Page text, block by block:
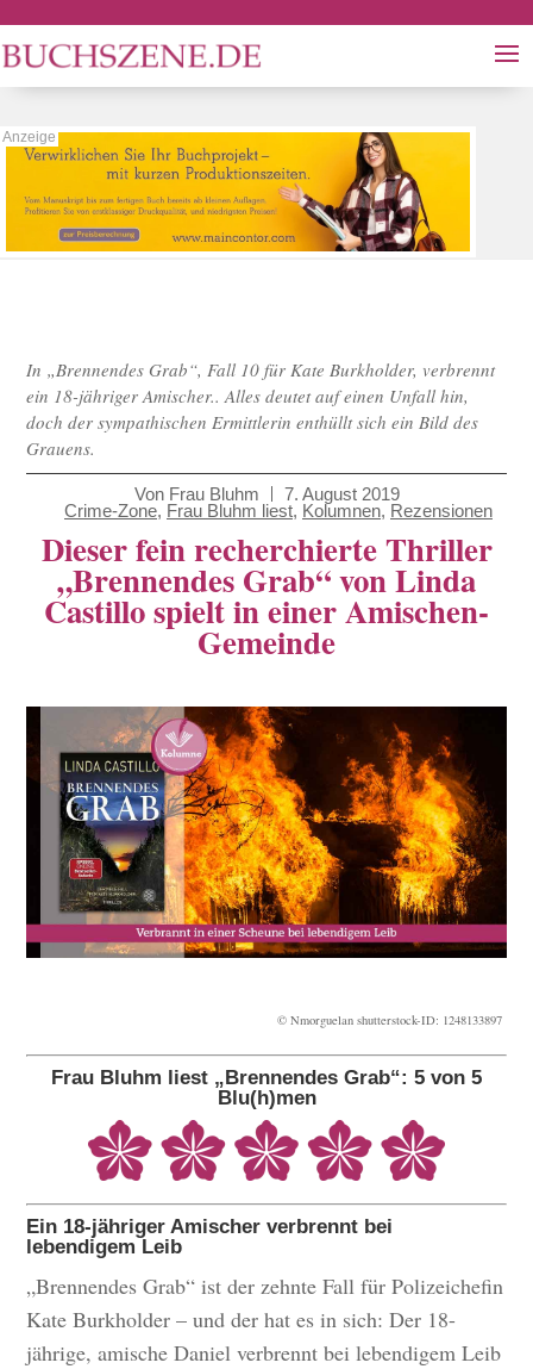
In „Brennendes Grab“, Fall 10 für Kate Burkholder, verbrennt
ein 18-jähriger Amischer.. Alles deutet auf einen Unfall hin,
doch der sympathischen Ermittlerin enthüllt sich ein Bild des
Grauens.
Von Frau Bluhm
7. August 2019
Crime-Zone, Frau Bluhm liest, Kolumnen, Rezensionen
Dieser fein recherchierte Thriller
„Brennendes Grab“ von Linda
Castillo spielt in einer Amischen-
Gemeinde
© Nmorguelan shutterstock-ID: 1248133897
Frau Bluhm liest „Brennendes Grab“: 5 von 5
Blu(h)men
Ein 18-jähriger Amischer verbrennt bei
lebendigem Leib
„Brennendes Grab“ ist der zehnte Fall für Polizeichefin
Kate Burkholder – und der hat es in sich: Der 18-
jährige, amische Daniel verbrennt bei lebendigem Leib